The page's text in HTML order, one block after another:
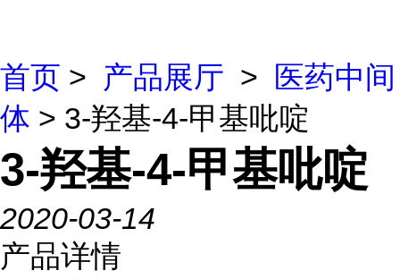
首页 > 产品展厅 >
医药中间
体 > 3-羟基-4-甲基吡啶
3-羟基-4-甲基吡啶
2020-03-14
产品详情